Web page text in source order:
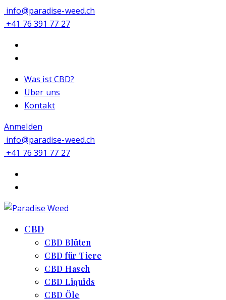
info@paradise-weed.ch
+41 76 391 77 27
Was ist CBD?
Über uns
Kontakt
Anmelden
info@paradise-weed.ch
+41 76 391 77 27
CBD
CBD Blüten
CBD für Tiere
CBD Hasch
CBD Liquids
CBD Öle